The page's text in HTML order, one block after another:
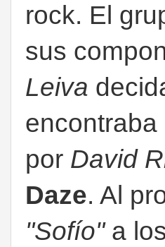
rock. El
sus
Leiva
por David
Daze. Al
"Sofío"a